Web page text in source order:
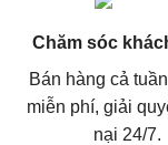
Chăm sóc
Bán hàng cả
miễn phí, giải
nại 24/7.